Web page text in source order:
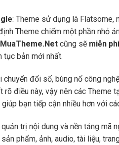
: Theme sử dụng là Flatsome,
Theme chiếm một phần nhỏ
MuaTheme.Net cũng sẽ miễn phí
tục bản mới nhất.
chuyển đổi số, bùng nổ công
rõ điều này, vậy nên các Theme
bạn tiếp cận nhiều hơn với
trị nội dung và nền tảng mã
phẩm, ảnh, audio, tài liệu,